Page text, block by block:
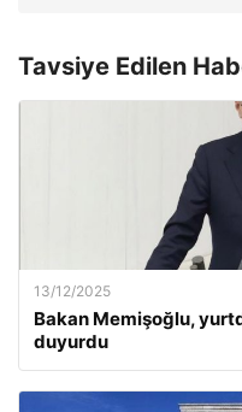
Tavsiye Edilen
13/12/2025
Bakan Memişoğlu,
duyurdu